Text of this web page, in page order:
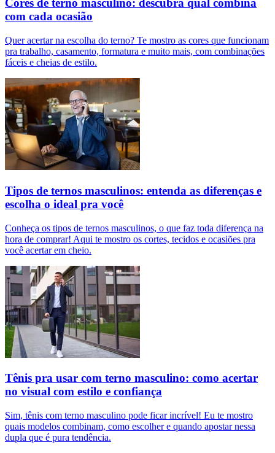
Cores de terno masculino: descubra qual combina
com cada ocasião
Quer acertar na escolha do terno? Te mostro as cores que funcionam
pra trabalho, casamento, formatura e muito mais, com combinações
fáceis e cheias de estilo.
Tipos de ternos masculinos: entenda as diferenças e
escolha o ideal pra você
Conheça os tipos de ternos masculinos, o que faz toda diferença na
hora de comprar! Aqui te mostro os cortes, tecidos e ocasiões pra
você acertar em cheio.
Tênis pra usar com terno masculino: como acertar
no visual com estilo e confiança
Sim, tênis com terno masculino pode ficar incrível! Eu te mostro
quais modelos combinam, como escolher e quando apostar nessa
dupla que é pura tendência.